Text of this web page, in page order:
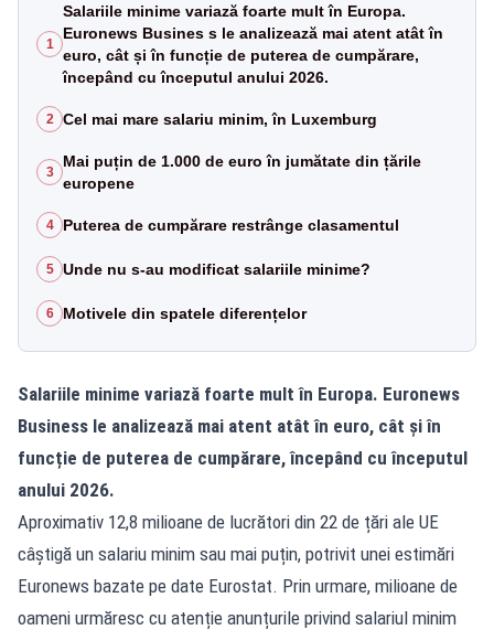
1
Salariile minime variază foarte mult în Europa.
Euronews Busines s le analizează mai atent atât în ​​
euro, cât și în funcție de puterea de cumpărare,
începând cu începutul anului 2026.
2 Cel mai mare salariu minim, în Luxemburg
3
Mai puțin de 1.000 de euro în jumătate din țările
europene
4 Puterea de cumpărare restrânge clasamentul
5 Unde nu s-au modificat salariile minime?
6 Motivele din spatele diferențelor
Salariile minime variază foarte mult în Europa. Euronews
Business le analizează mai atent atât în ​​euro, cât și în
funcție de puterea de cumpărare, începând cu începutul
anului 2026.
Aproximativ 12,8 milioane de lucrători din 22 de țări ale UE
câștigă un salariu minim sau mai puțin, potrivit unei estimări
Euronews bazate pe date Eurostat. Prin urmare, milioane de
oameni urmăresc cu atenție anunțurile privind salariul minim